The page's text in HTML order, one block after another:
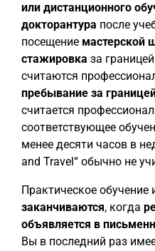
или дистанционного
докторантура после
посещение мастерской
стажировка за
считаются
пребывание за
считается
соответствующее
менее десяти часов в
and Travel“ обычно не
Практическое обучение
заканчиваются, когда
объявляется в
Вы в последний раз